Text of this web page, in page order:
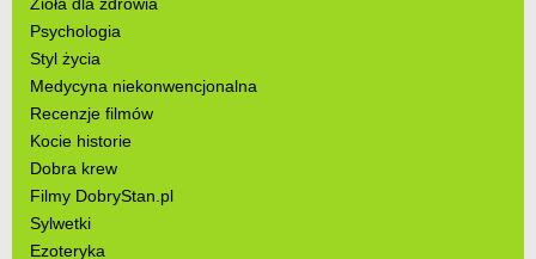
Psychologia
Styl życia
Medycyna niekonwencjonalna
Recenzje filmów
Kocie historie
Dobra krew
Filmy DobryStan.pl
Sylwetki
Ezoteryka